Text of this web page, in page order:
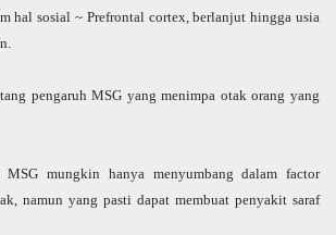
hal sosial ~ Prefrontal cortex, berlanjut hingga usia
pengaruh MSG yang menimpa otak orang yang
MSG mungkin hanya menyumbang dalam factor
namun yang pasti dapat membuat penyakit saraf